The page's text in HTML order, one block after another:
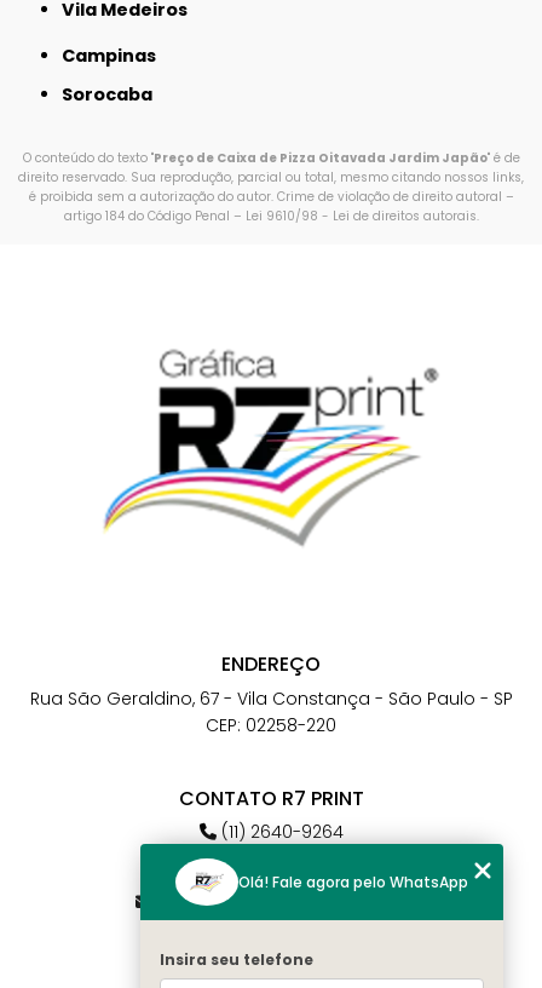
Vila Medeiros
Campinas
Sorocaba
O conteúdo do texto "Preço de Caixa de Pizza Oitavada Jardim Japão" é de
direito reservado. Sua reprodução, parcial ou total, mesmo citando nossos links,
é proibida sem a autorização do autor. Crime de violação de direito autoral –
artigo 184 do Código Penal – Lei 9610/98 - Lei de direitos autorais.
ENDEREÇO
Rua São Geraldino, 67 - Vila Constança - São Paulo - SP
CEP: 02258-220
CONTATO R7 PRINT
(11) 2640-9264
(11) 98784-6664
atendimento@r7print.com.br
MENU
Olá! Fale agora pelo WhatsApp
Insira seu telefone